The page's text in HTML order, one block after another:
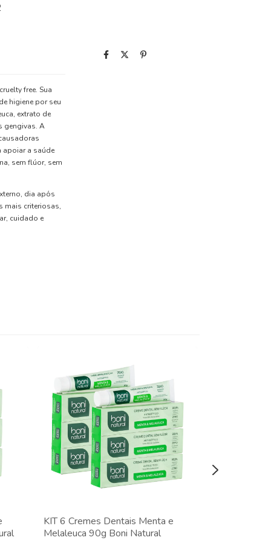
free. Sua
higiene por seu
extrato de
gengivas. A
apoiar a saúde
sem flúor, sem
dia após
mais criteriosas,
cuidado e
KIT 6 Cremes Dentais Menta e
Melaleuca 90g Boni Natural